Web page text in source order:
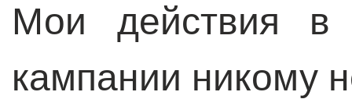
Мои действия в
кампании никому